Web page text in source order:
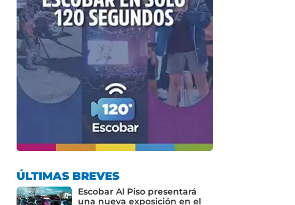
ÚLTIMAS BREVES
Escobar Al Piso presentará
una nueva exposición en el